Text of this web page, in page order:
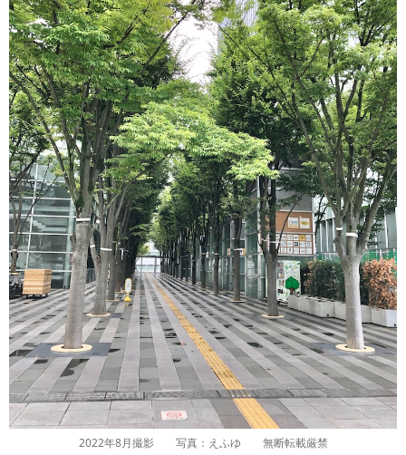
2022年8月撮影 写真：えふゆ 無断転載厳禁